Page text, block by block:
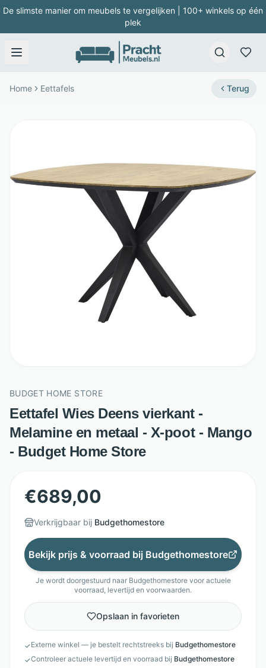
De slimste manier om meubels te vergelijken | 100+ winkels op één
plek
Home Eettafels Terug
BUDGET HOME STORE
Eettafel Wies Deens vierkant -
Melamine en metaal - X-poot - Mango
- Budget Home Store
€689,00
Verkrijgbaar bij Budgethomestore
Bekijk prijs & voorraad bij Budgethomestore
Je wordt doorgestuurd naar Budgethomestorevoor actuele
voorraad, levertijd en voorwaarden.
Opslaan in favorieten
✓Externe winkel — je bestelt rechtstreeks bij Budgethomestore
✓Controleer actuele levertijd en voorraad bij Budgethomestore